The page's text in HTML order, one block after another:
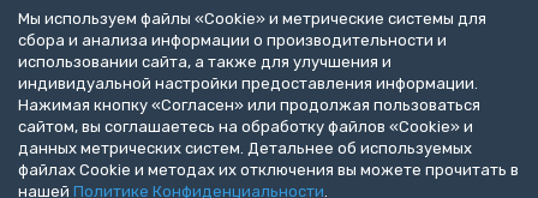
ДЕЛАЙТЕ БИЗНЕС С НАМИ!
Представлена информация об услугах следующих клиник:
Санкт-Петербург, пр. Народного Ополчения, д. 19, к. 1. (ООО
"НЕОТЛОЖНАЯ ВЕТЕРИНАРИЯ")
Санкт-Петербург, ул. Бухарестская, д. 122, к. 2 (ООО "КВМК")
Пользовательское соглашение
Политика конфиденциальности
Публичная оферта
Мы используем файлы «Cookie» и метрические системы для
сбора и анализа информации о производительности и
использовании сайта, а также для улучшения и
индивидуальной настройки предоставления информации.
Нажимая кнопку «Согласен» или продолжая пользоваться
сайтом, вы соглашаетесь на обработку файлов «Cookie» и
данных метрических систем. Детальнее об используемых
файлах Cookie и методах их отключения вы можете прочитать в
нашей Политике Конфиденциальности.